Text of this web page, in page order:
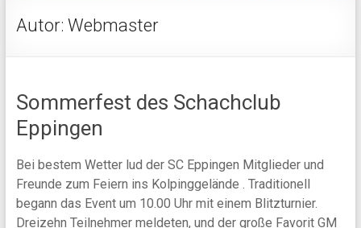
Autor: Webmaster
Sommerfest des Schachclub
Eppingen
Bei bestem Wetter lud der SC Eppingen Mitglieder und
Freunde zum Feiern ins Kolpinggelände . Traditionell
begann das Event um 10.00 Uhr mit einem Blitzturnier.
Dreizehn Teilnehmer meldeten, und der große Favorit GM